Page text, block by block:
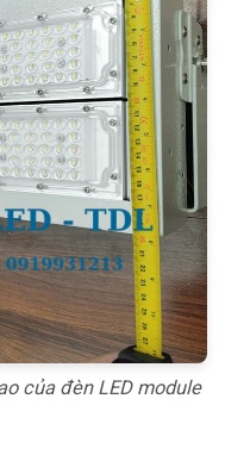
của đèn LED module